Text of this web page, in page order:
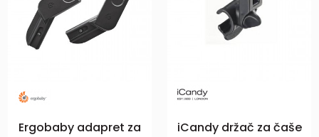
Ergobaby adapret za
iCandy držač za čaše